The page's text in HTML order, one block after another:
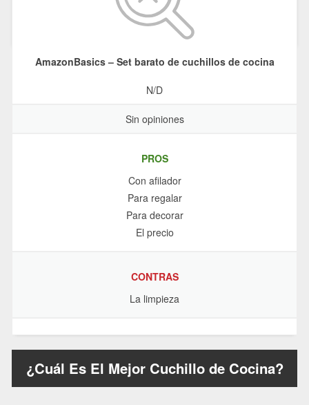
AmazonBasics – Set barato de cuchillos de cocina
N/D
Sin opiniones
PROS
Con afilador
Para regalar
Para decorar
El precio
CONTRAS
La limpieza
¿Cuál Es El Mejor Cuchillo de Cocina?